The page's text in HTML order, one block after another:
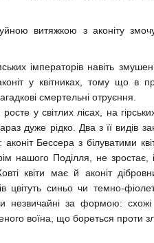
витяжкою з аконіту
імператорів навіть
у квітниках, тому що в
смертельні отруєння.
у світлих лісах, на
дуже рідко. Два з її видів
аконіт Бессера з білуватими
нашого Поділля, не
квіти має й аконіт
цвітуть синьо чи темно-
незвичайні за формою:
воїна, що бореться проти